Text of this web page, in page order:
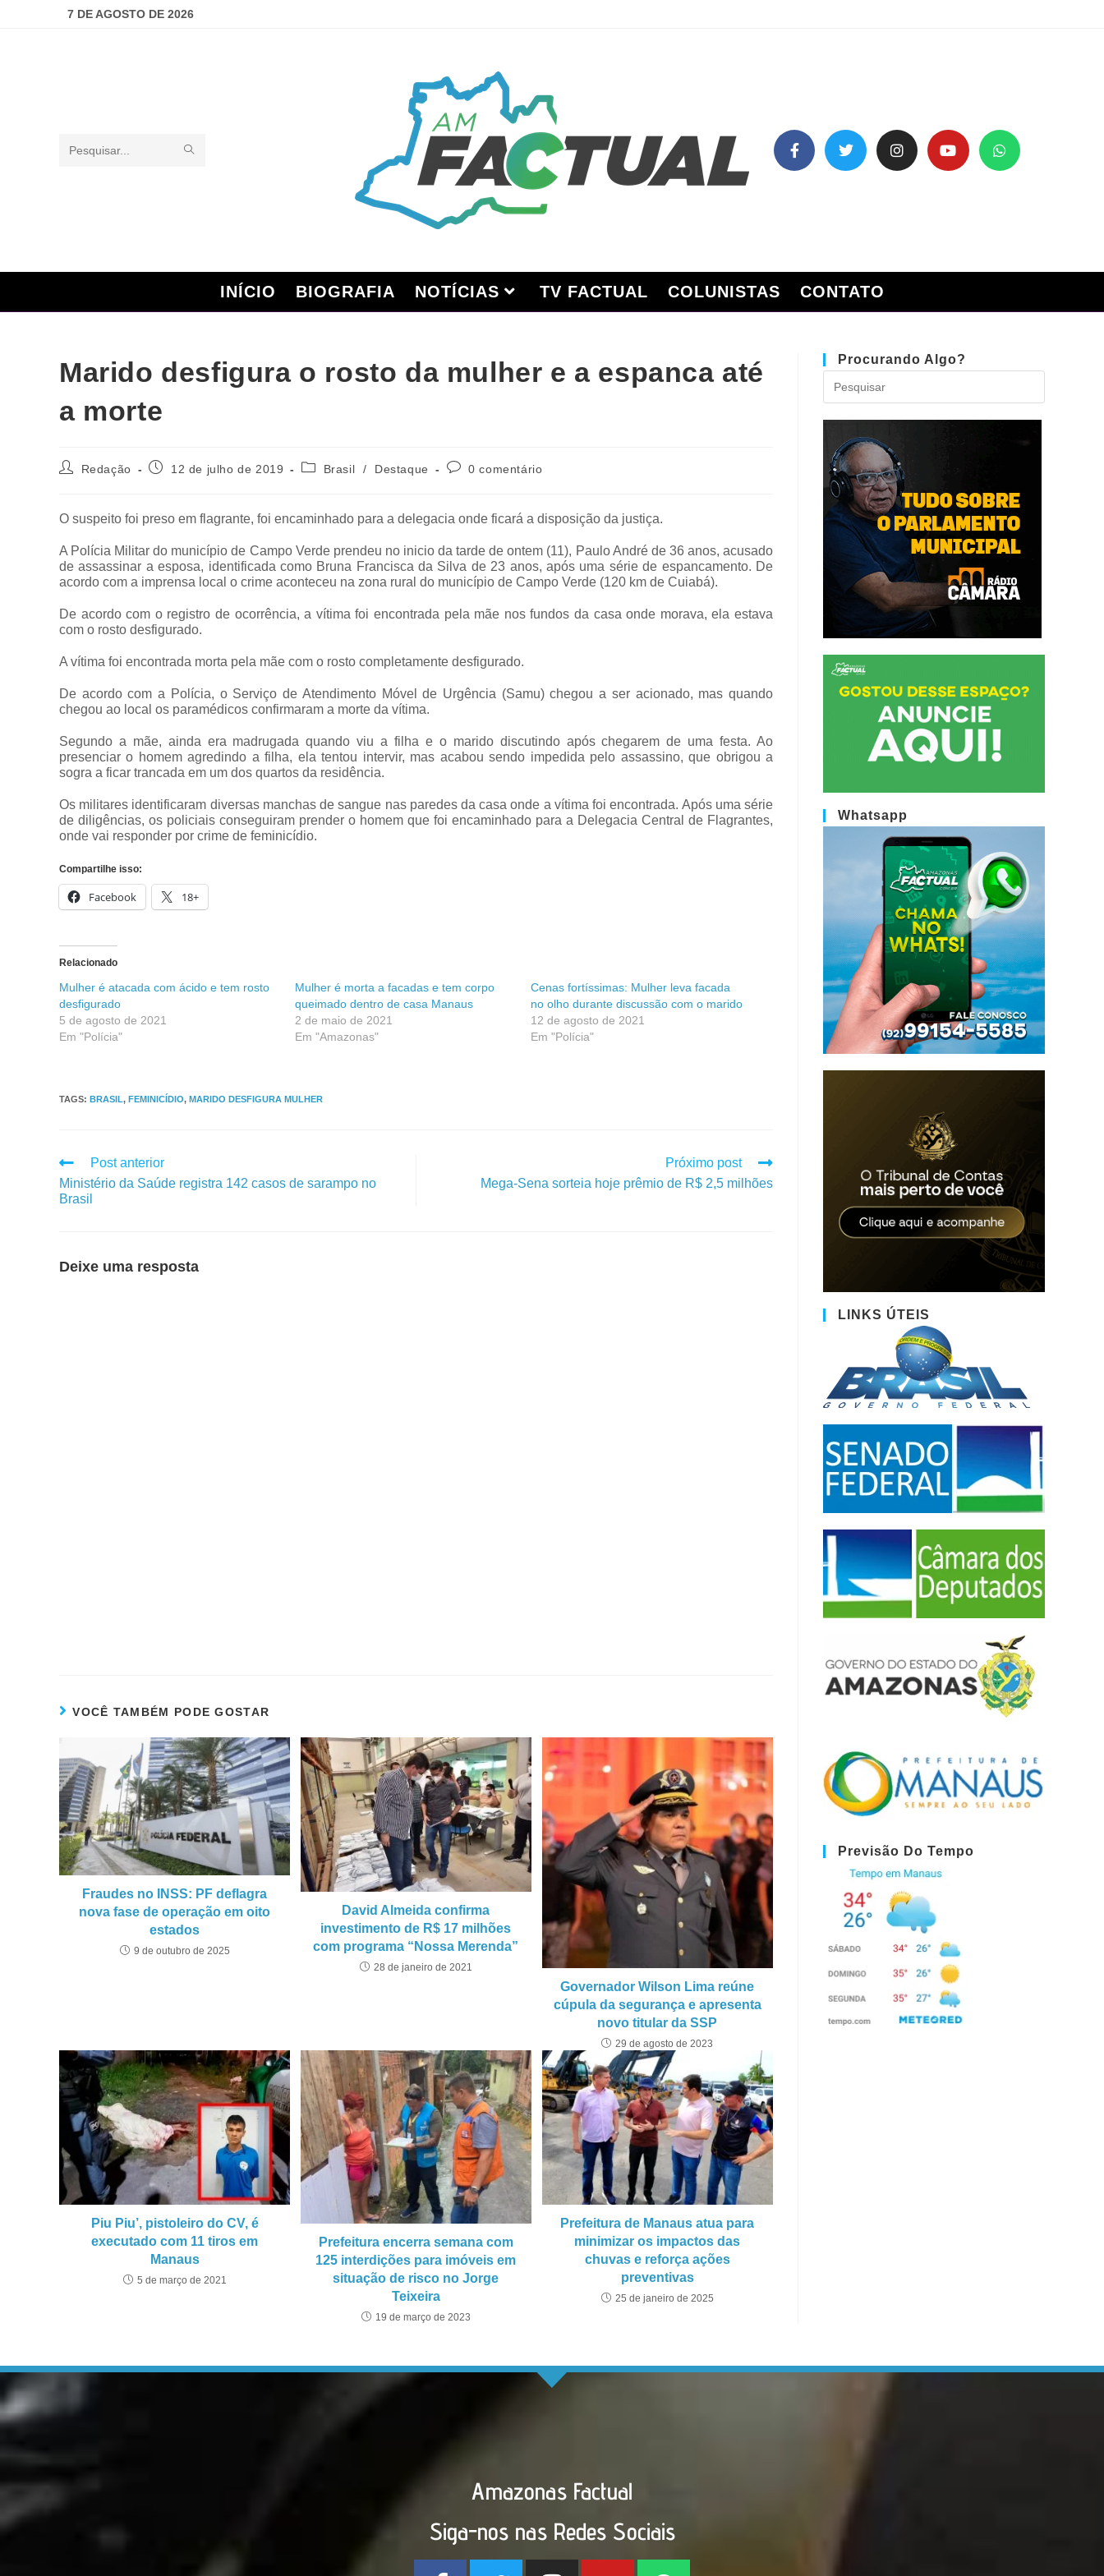
7 DE AGOSTO DE 2026
Pesquisar
INÍCIO BIOGRAFIA NOTÍCIAS TV FACTUAL COLUNISTAS CONTATO
Marido desfigura o rosto da mulher e a espanca até
a morte
Redação 12 de julho de 2019 Brasil / Destaque 0 comentário
O suspeito foi preso em flagrante, foi encaminhado para a delegacia onde ficará a disposição da justiça.
A Polícia Militar do município de Campo Verde prendeu no inicio da tarde de ontem (11), Paulo André de 36 anos, acusado
de assassinar a esposa, identificada como Bruna Francisca da Silva de 23 anos, após uma série de espancamento. De
acordo com a imprensa local o crime aconteceu na zona rural do município de Campo Verde (120 km de Cuiabá).
De acordo com o registro de ocorrência, a vítima foi encontrada pela mãe nos fundos da casa onde morava, ela estava
com o rosto desfigurado.
A vítima foi encontrada morta pela mãe com o rosto completamente desfigurado.
De acordo com a Polícia, o Serviço de Atendimento Móvel de Urgência (Samu) chegou a ser acionado, mas quando
chegou ao local os paramédicos confirmaram a morte da vítima.
Segundo a mãe, ainda era madrugada quando viu a filha e o marido discutindo após chegarem de uma festa. Ao
presenciar o homem agredindo a filha, ela tentou intervir, mas acabou sendo impedida pelo assassino, que obrigou a
sogra a ficar trancada em um dos quartos da residência.
Os militares identificaram diversas manchas de sangue nas paredes da casa onde a vítima foi encontrada. Após uma série
de diligências, os policiais conseguiram prender o homem que foi encaminhado para a Delegacia Central de Flagrantes,
onde vai responder por crime de feminicídio.
Compartilhe isso:
Facebook 18+
Relacionado
Mulher é atacada com ácido e tem rosto
desfigurado
5 de agosto de 2021
Em "Polícia"
Mulher é morta a facadas e tem corpo
queimado dentro de casa Manaus
2 de maio de 2021
Em "Amazonas"
Cenas fortíssimas: Mulher leva facada
no olho durante discussão com o marido
12 de agosto de 2021
Em "Polícia"
TAGS: BRASIL, FEMINICÍDIO, MARIDO DESFIGURA MULHER
Post anterior
Ministério da Saúde registra 142 casos de sarampo no
Brasil
Próximo post
Mega-Sena sorteia hoje prêmio de R$ 2,5 milhões
Deixe uma resposta
VOCÊ TAMBÉM PODE GOSTAR
Fraudes no INSS: PF deflagra
nova fase de operação em oito
estados
9 de outubro de 2025
David Almeida confirma
investimento de R$ 17 milhões
com programa “Nossa Merenda”
28 de janeiro de 2021
Governador Wilson Lima reúne
cúpula da segurança e apresenta
novo titular da SSP
29 de agosto de 2023
Piu Piu’, pistoleiro do CV, é
executado com 11 tiros em
Manaus
5 de março de 2021
Prefeitura encerra semana com
125 interdições para imóveis em
situação de risco no Jorge
Teixeira
19 de março de 2023
Prefeitura de Manaus atua para
minimizar os impactos das
chuvas e reforça ações
preventivas
25 de janeiro de 2025
Procurando Algo?
Whatsapp
LINKS ÚTEIS
Previsão Do Tempo
Amazonas Factual
Siga-nos nas Redes Sociais